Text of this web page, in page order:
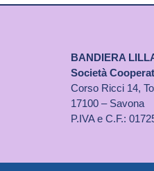
BANDIERA
Società
Corso Ricci 14,
17100 – Savona
P.IVA e C.F.: